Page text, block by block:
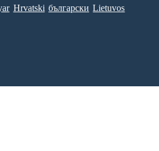
Hrvatski български Lietuvos